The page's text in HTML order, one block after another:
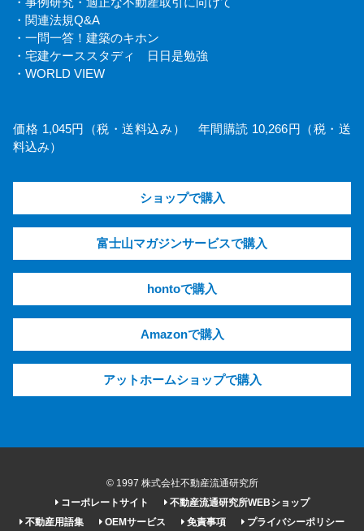
・関連法規Q&A
・一問一答！建築のキホン
・宅建ケーススタディ 日日是勉強
・WORLD VIEW
価格 1,045円（税・送料込み） 年間購読 10,266円（税・送
料込み）
ショップで購入
富士山マガジンサービスで購入
hontoで購入
Amazonで購入
アットホームショップで購入
© 1997 株式会社不動産流通研究所
コーポレートサイト
不動産流通研究所WEBショップ
不動産用語集
OEMサービス 免責事項 プライバシーポリシー